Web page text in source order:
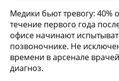
Медики бьют тревогу: 40%
течение первого года
офисе начинают
позвоночнике. Не
времени в арсенале
диагноз.